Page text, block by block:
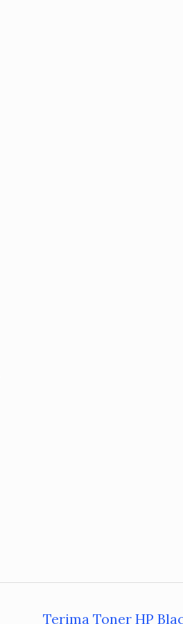
Terima Toner HP